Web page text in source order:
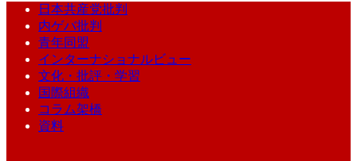
日本共産党批判
内ゲバ批判
青年同盟
インターナショナルビュー
文化・批評・学習
国際組織
コラム架橋
資料